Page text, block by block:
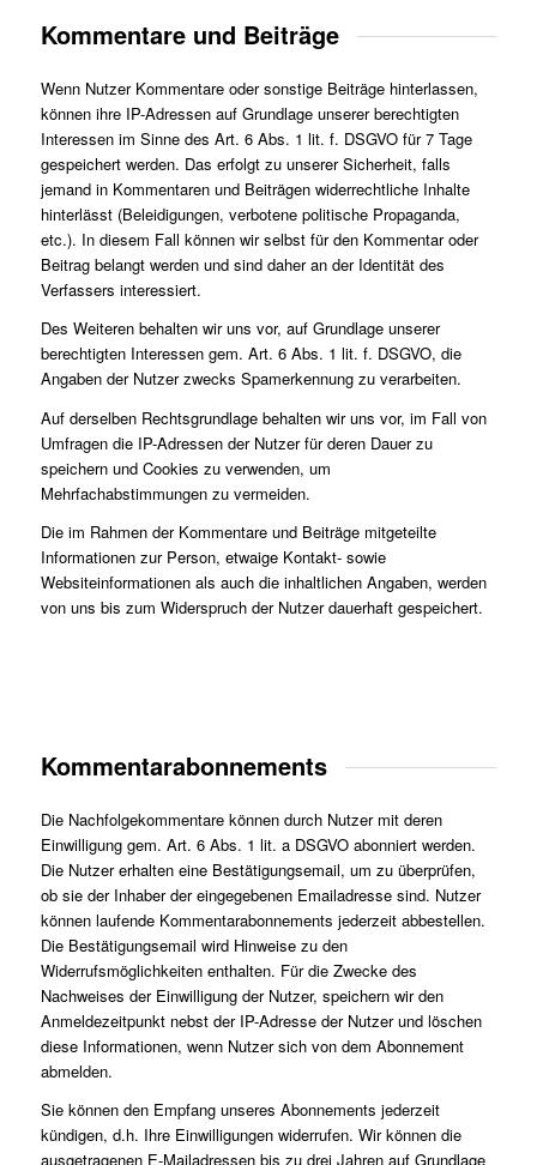
Kommentare und Beiträge
Wenn Nutzer Kommentare oder sonstige Beiträge hinterlassen,
können ihre IP-Adressen auf Grundlage unserer berechtigten
Interessen im Sinne des Art. 6 Abs. 1 lit. f. DSGVO für 7 Tage
gespeichert werden. Das erfolgt zu unserer Sicherheit, falls
jemand in Kommentaren und Beiträgen widerrechtliche Inhalte
hinterlässt (Beleidigungen, verbotene politische Propaganda,
etc.). In diesem Fall können wir selbst für den Kommentar oder
Beitrag belangt werden und sind daher an der Identität des
Verfassers interessiert.
Des Weiteren behalten wir uns vor, auf Grundlage unserer
berechtigten Interessen gem. Art. 6 Abs. 1 lit. f. DSGVO, die
Angaben der Nutzer zwecks Spamerkennung zu verarbeiten.
Auf derselben Rechtsgrundlage behalten wir uns vor, im Fall von
Umfragen die IP-Adressen der Nutzer für deren Dauer zu
speichern und Cookies zu verwenden, um
Mehrfachabstimmungen zu vermeiden.
Die im Rahmen der Kommentare und Beiträge mitgeteilte
Informationen zur Person, etwaige Kontakt- sowie
Websiteinformationen als auch die inhaltlichen Angaben, werden
von uns bis zum Widerspruch der Nutzer dauerhaft gespeichert.
Kommentarabonnements
Die Nachfolgekommentare können durch Nutzer mit deren
Einwilligung gem. Art. 6 Abs. 1 lit. a DSGVO abonniert werden.
Die Nutzer erhalten eine Bestätigungsemail, um zu überprüfen,
ob sie der Inhaber der eingegebenen Emailadresse sind. Nutzer
können laufende Kommentarabonnements jederzeit abbestellen.
Die Bestätigungsemail wird Hinweise zu den
Widerrufsmöglichkeiten enthalten. Für die Zwecke des
Nachweises der Einwilligung der Nutzer, speichern wir den
Anmeldezeitpunkt nebst der IP-Adresse der Nutzer und löschen
diese Informationen, wenn Nutzer sich von dem Abonnement
abmelden.
Sie können den Empfang unseres Abonnements jederzeit
kündigen, d.h. Ihre Einwilligungen widerrufen. Wir können die
ausgetragenen E-Mailadressen bis zu drei Jahren auf Grundlage